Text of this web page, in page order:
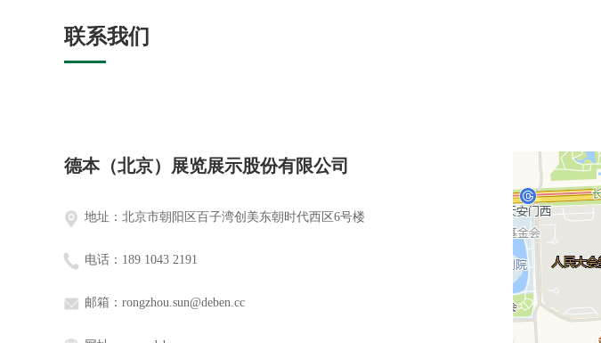
联系我们
德本（北京）展览展示股份有限公司
地址： 北京市朝阳区百子湾创美东朝时代西区6号楼
电话： 189 1043 2191
邮箱： rongzhou.sun@deben.cc